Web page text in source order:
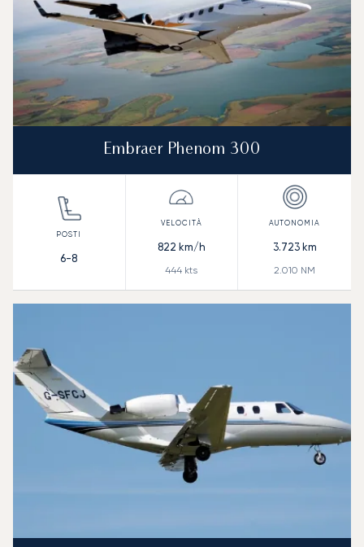
Embraer Phenom 300
6-8
822 km/h
444 kts
3.723km
2.010 NM